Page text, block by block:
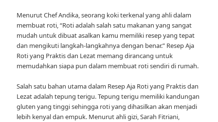
Menurut Chef Andika, seorang koki terkenal yang ahli dalam
membuat roti, “Roti adalah salah satu makanan yang sangat
mudah untuk dibuat asalkan kamu memiliki resep yang tepat
dan mengikuti langkah-langkahnya dengan benar.” Resep Aja
Roti yang Praktis dan Lezat memang dirancang untuk
memudahkan siapa pun dalam membuat roti sendiri di rumah.
Salah satu bahan utama dalam Resep Aja Roti yang Praktis dan
Lezat adalah tepung terigu. Tepung terigu memiliki kandungan
gluten yang tinggi sehingga roti yang dihasilkan akan menjadi
lebih kenyal dan empuk. Menurut ahli gizi, Sarah Fitriani,